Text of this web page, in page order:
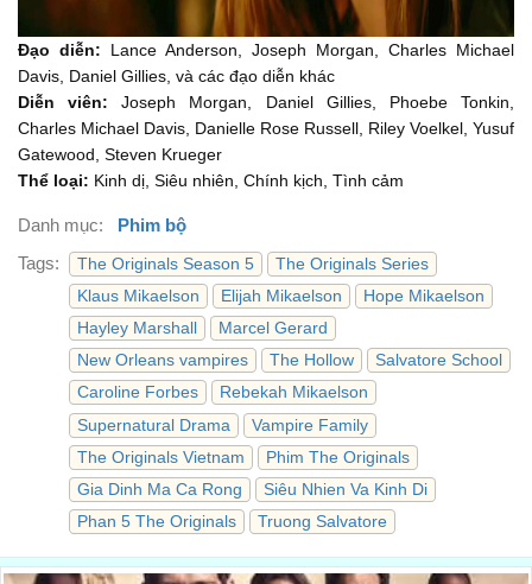
01:17
and Ivy and...
và Ivy và...
01:21
everything that Hope is going through,
mọi thứ mà Hope đang trải qua,
but I look at you and...
nhưng chị nhìn vào em và...
I can’t help it.
chị không cưỡng lại được.
01:28
I’m happy.
Chị hạnh phúc.
It just feels so selfish.
Cảm thấy thật là ích kỷ.
Josh và Ivy sẽ không nghĩ như thế đâu.
Đạo diễn: Lance Anderson, Joseph Morgan, Charles Michael
Davis, Daniel Gillies, và các đạo diễn khác
Diễn viên: Joseph Morgan, Daniel Gillies, Phoebe Tonkin,
Charles Michael Davis, Danielle Rose Russell, Riley Voelkel, Yusuf
Gatewood, Steven Krueger
Thể loại: Kinh dị, Siêu nhiên, Chính kịch, Tình cảm
Danh mục:
Phim bộ
Tags:
The Originals Season 5
The Originals Series
Klaus Mikaelson
Elijah Mikaelson
Hope Mikaelson
Hayley Marshall
Marcel Gerard
New Orleans vampires
The Hollow
Salvatore School
Caroline Forbes
Rebekah Mikaelson
Supernatural Drama
Vampire Family
The Originals Vietnam
Phim The Originals
Gia Dinh Ma Ca Rong
Siêu Nhien Va Kinh Di
Phan 5 The Originals
Truong Salvatore